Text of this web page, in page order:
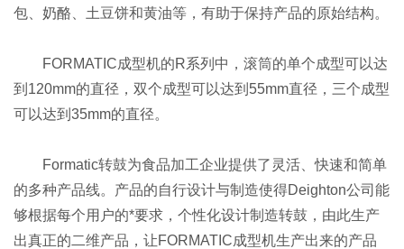
包、奶酪、土豆饼和黄油等，有助于保持产品的原始结构。
FORMATIC成型机的R系列中，滚筒的单个成型可以达
到120mm的直径，双个成型可以达到55mm直径，三个成型
可以达到35mm的直径。
Formatic转鼓为食品加工企业提供了灵活、快速和简单
的多种产品线。产品的自行设计与制造使得Deighton公司能
够根据每个用户的*要求，个性化设计制造转鼓，由此生产
出真正的二维产品，让FORMATIC成型机生产出来的产品